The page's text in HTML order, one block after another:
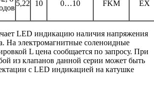
5,22 10 0…10 FKM EX
LED индикацию наличия напряжения
На электромагнитные соленоидные
L цена сообщается по запросу. При
из клапанов данной серии может быть
с LED индикацией на катушке